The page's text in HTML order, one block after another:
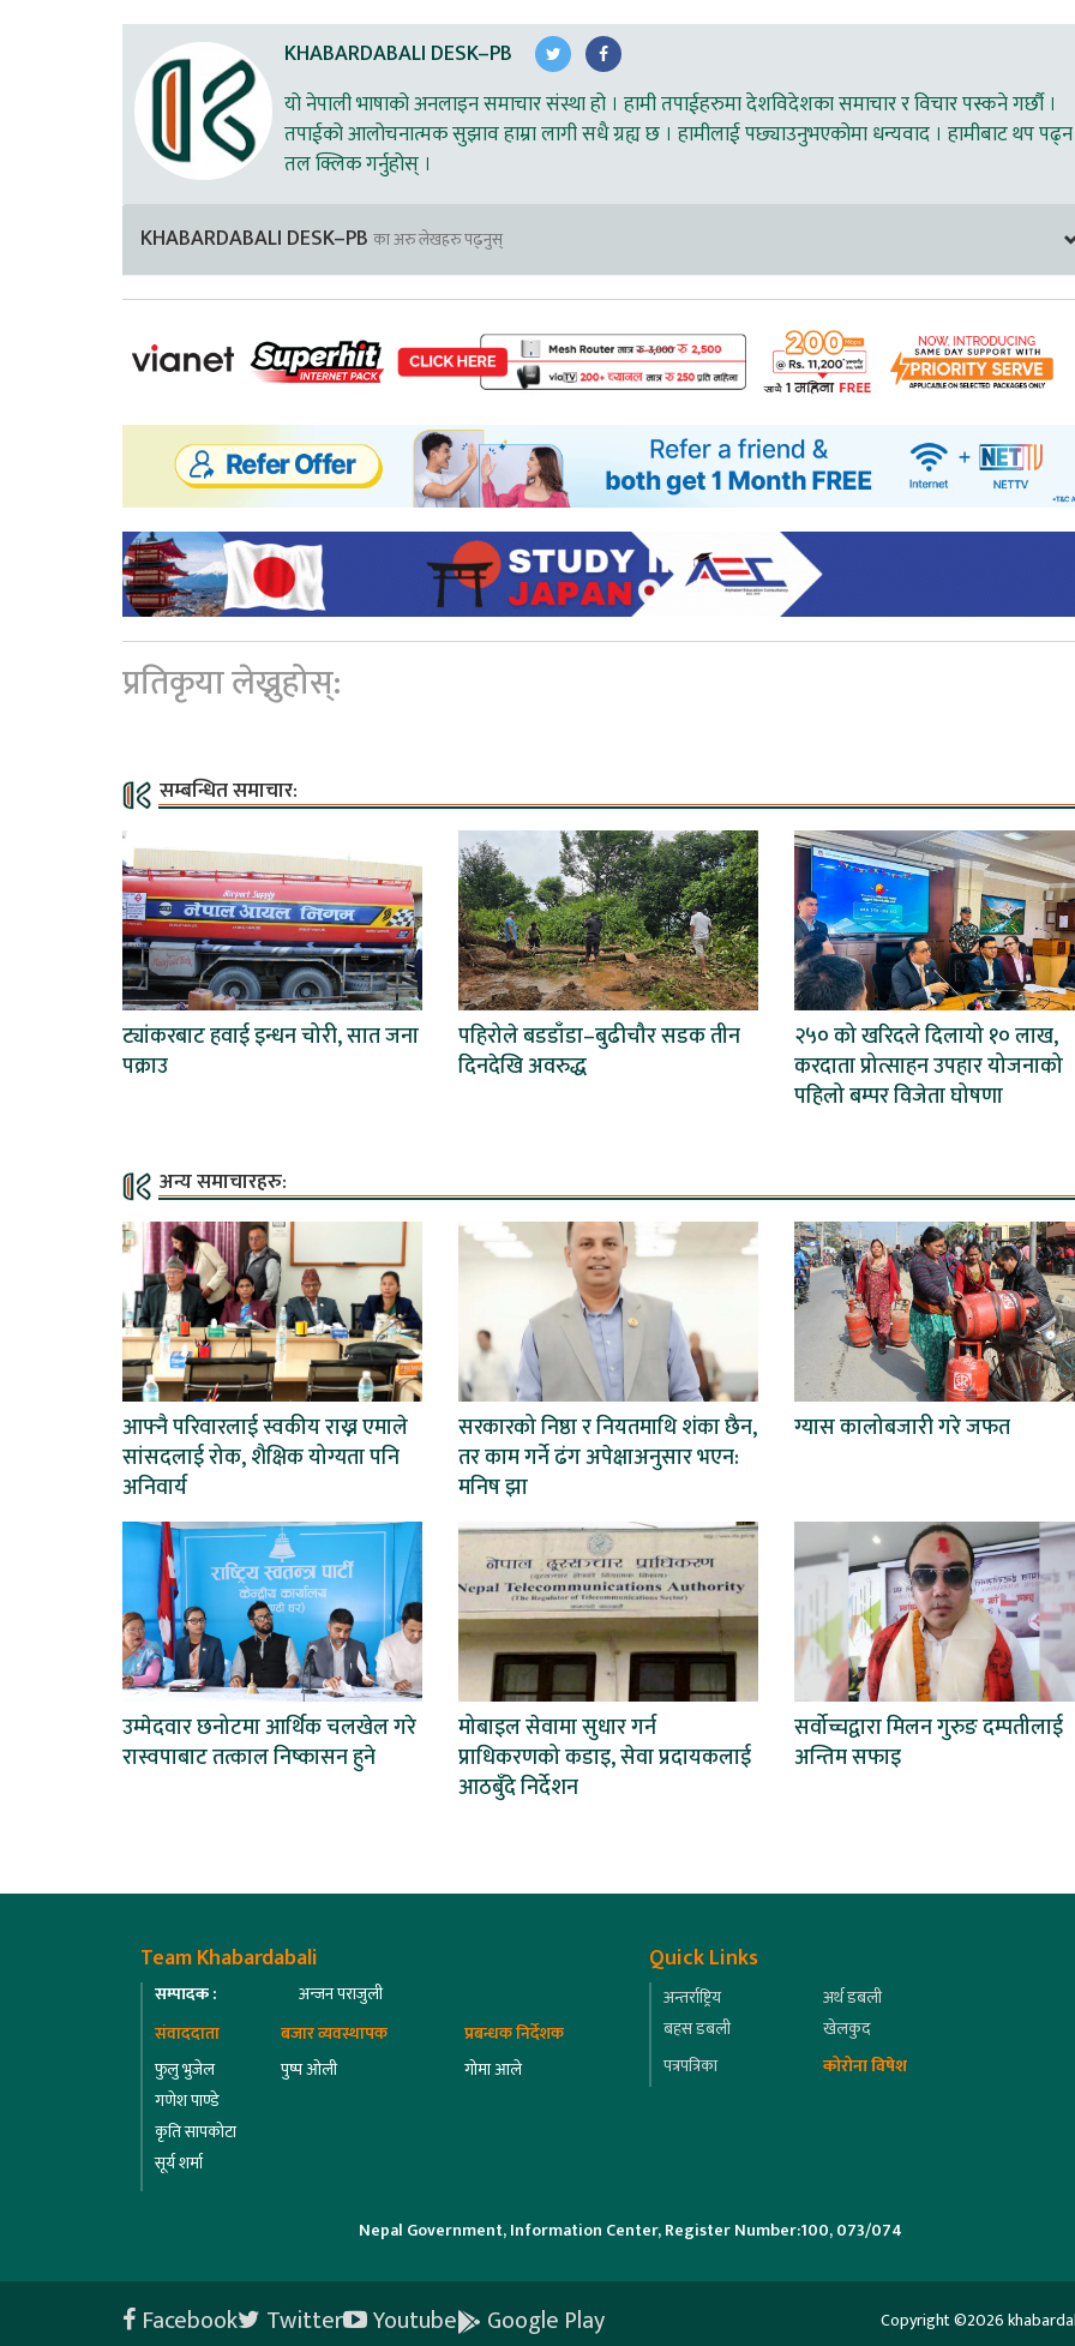
KHABARDABALI DESK–PB
यो नेपाली भाषाको अनलाइन समाचार संस्था हो । हामी तपाईहरुमा देशविदेशका समाचार र विचार पस्कने गर्छौ ।
तपाईको आलोचनात्मक सुझाव हाम्रा लागी सधै ग्रह्य छ । हामीलाई पछ्याउनुभएकोमा धन्यवाद । हामीबाट थप पढ्न
तल क्लिक गर्नुहोस् ।
KHABARDABALI DESK–PB का अरु लेखहरु पढ्नुस्
प्रतिकृया लेख्नुहोस्:
सम्बन्धित समाचार:
ट्यांकरबाट हवाई इन्धन चोरी, सात जना
पक्राउ
पहिरोले बडडाँडा–बुढीचौर सडक तीन
दिनदेखि अवरुद्ध
२५० को खरिदले दिलायो १० लाख,
करदाता प्रोत्साहन उपहार योजनाको
पहिलो बम्पर विजेता घोषणा
अन्य समाचारहरु:
आफ्नै परिवारलाई स्वकीय राख्न एमाले
सांसदलाई रोक, शैक्षिक योग्यता पनि
अनिवार्य
सरकारको निष्ठा र नियतमाथि शंका छैन,
तर काम गर्ने ढंग अपेक्षाअनुसार भएन:
मनिष झा
ग्यास कालोबजारी गरे जफत
उम्मेदवार छनोटमा आर्थिक चलखेल गरे
रास्वपाबाट तत्काल निष्कासन हुने
मोबाइल सेवामा सुधार गर्न
प्राधिकरणको कडाइ, सेवा प्रदायकलाई
आठबुँदे निर्देशन
सर्वोच्चद्वारा मिलन गुरुङ दम्पतीलाई
अन्तिम सफाइ
Team Khabardabali
सम्पादक :
अन्जन पराजुली
संवाददाता
फुलु भुजेल
गणेश पाण्डे
कृति सापकोटा
सूर्य शर्मा
बजार व्यवस्थापक
पुष्प ओली
प्रबन्धक निर्देशक
गोमा आले
Quick Links
अन्तर्राष्ट्रिय
अर्थ डबली
बहस डबली
खेलकुद
पत्रपत्रिका
कोरोना विषेश
Nepal Government, Information Center, Register Number:100, 073/074
Facebook Twitter Youtube Google Play Copyright ©2026